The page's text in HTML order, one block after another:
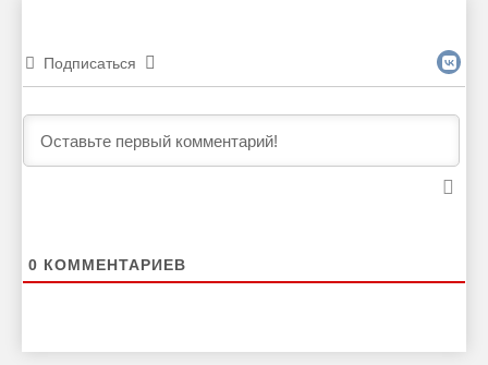
Подписаться
0 КОММЕНТАРИЕВ